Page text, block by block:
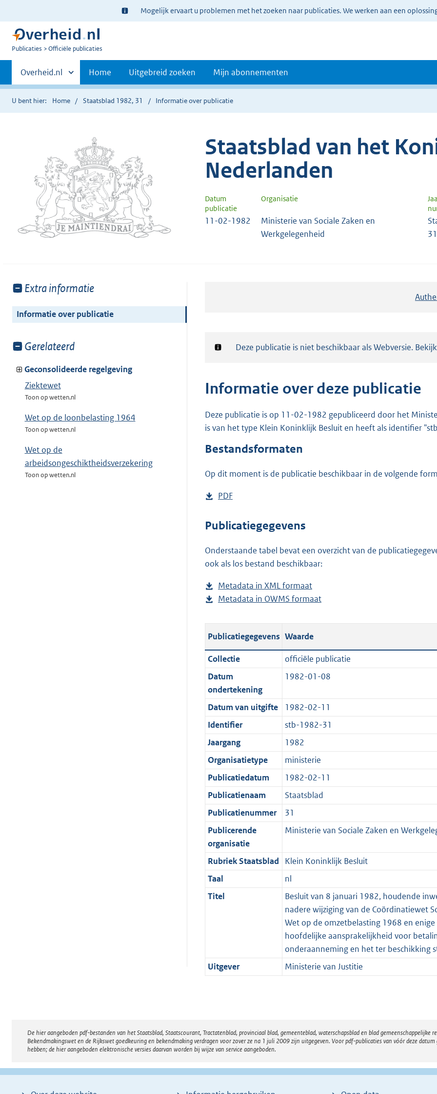
Ter
informatie:
Mogelijk ervaart u problemen met het zoeken naar publicaties. We werken aan een
U
Publicaties Officiële publicaties
Primaire
navigatie
Andere
sites
binnen
Overheid.nl Home Uitgebreid zoeken Mijn abonnementen
U bent hier: Home Staatsblad 1982, 31 Informatie over publicatie
Staatsblad van het
Nederlanden
Datum
publicatie
Organisatie
11-02-1982
Ministerie van Sociale Zaken en
Werkgelegenheid
31
Toon
van:
Extra informatie
Informatie over publicatie
Toon
van:
Gerelateerd
Geconsolideerde regelgeving
Ziektewet
Toon op wetten.nl
Wet op de loonbelasting 1964
Toon op wetten.nl
Wet op de
arbeidsongeschiktheidsverzekering
Toon op wetten.nl
Notificatie:
Deze publicatie is niet beschikbaar als Webversie.
Informatie over deze publicatie
Deze publicatie is op 11-02-1982 gepubliceerd door het
is van het type Klein Koninklijk Besluit en heeft als identifier
Bestandsformaten
Op dit moment is de publicatie beschikbaar in de volgende
D
w
l
o
d
p
l
i
c
a
t
i
e
i
n
f
o
r
m
a
a
PDF
s
a
n
s
g
o
t
t
:
1
0
4
K
b
Publicatiegegevens
Onderstaande tabel bevat een overzicht van de
ook als los bestand beschikbaar:
Metadata in XML formaat
e
t
a
n
d
s
r
o
o
t
e
:
2
b
Metadata in OWMS formaat
s
a
n
d
g
r
o
t
e
:
K
b
Publicatiegegevens Waarde
Collectie
officiële publicatie
Datum
ondertekening
1982-01-08
Datum van uitgifte
1982-02-11
Identifier
stb-1982-31
Jaargang
1982
Organisatietype
ministerie
Publicatiedatum
1982-02-11
Publicatienaam
Staatsblad
Publicatienummer
31
Publicerende
organisatie
Ministerie van Sociale Zaken en
Rubriek Staatsblad
Klein Koninklijk Besluit
Taal
nl
Titel
Besluit van 8 januari 1982, houdende
nadere wijziging van de Coördinatiewet
Wet op de omzetbelasting 1968 en
hoofdelijke aansprakelijkheid voor
onderaanneming en het ter beschikking
Uitgever
Ministerie van Justitie
Disclaimer
De hier aangeboden pdf-bestanden van het Staatsblad, Staatscourant, Tractatenblad, provinciaal blad, gemeenteblad, waterschapsblad en blad
Bekendmakingswet en de Rijkswet goedkeuring en bekendmaking verdragen voor zover ze na 1 juli 2009 zijn uitgegeven. Voor pdf-publicaties van vóór deze
hebben; de hier aangeboden elektronische versies daarvan worden bij wijze van service aangeboden.